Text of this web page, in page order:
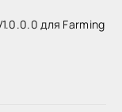
для Farming